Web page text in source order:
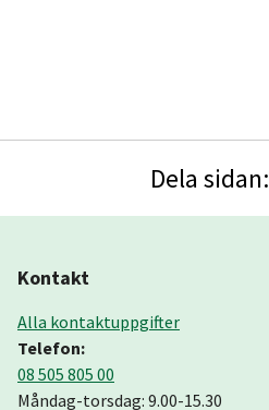
Dela sidan:
Kontakt
Alla kontaktuppgifter
Telefon:
08 505 805 00
Måndag-torsdag: 9.00-15.30